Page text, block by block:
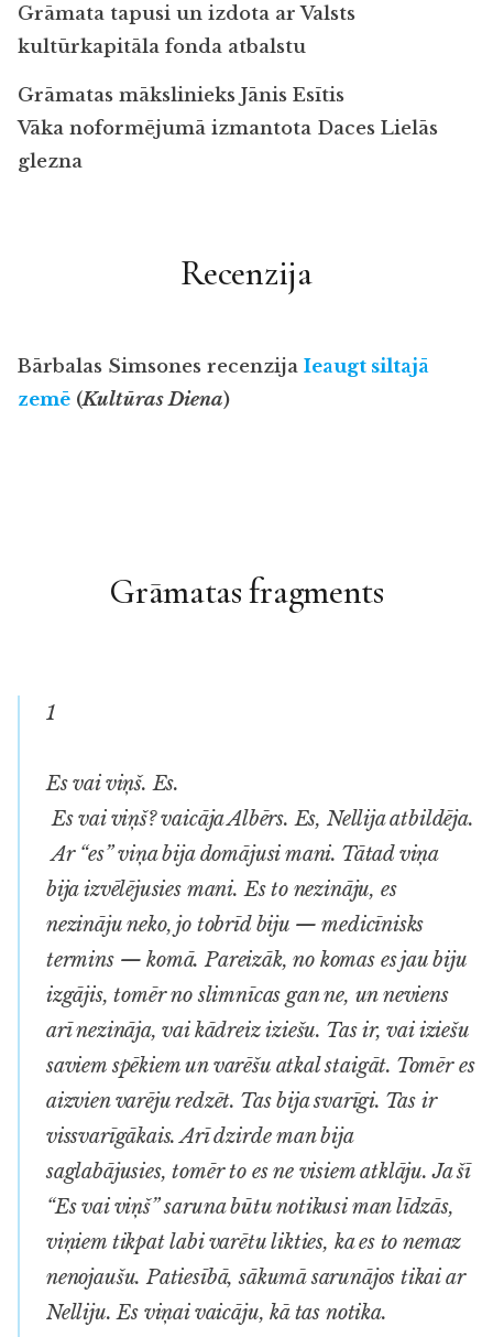
Grāmata tapusi un izdota ar Valsts
kultūrkapitāla fonda atbalstu
Grāmatas mākslinieks Jānis Esītis
Vāka noformējumā izmantota Daces Lielās
glezna
Recenzija
Bārbalas Simsones recenzija Ieaugt siltajā
zemē (Kultūras Diena)
Grāmatas fragments
1
Es vai viņš. Es.
Es vai viņš? vaicāja Albērs. Es, Nellija atbildēja.
Ar “es” viņa bija domājusi mani. Tātad viņa
bija izvēlējusies mani. Es to nezināju, es
nezināju neko, jo tobrīd biju — medicīnisks
termins — komā. Pareizāk, no komas es jau biju
izgājis, tomēr no slimnīcas gan ne, un neviens
arī nezināja, vai kādreiz iziešu. Tas ir, vai iziešu
saviem spēkiem un varēšu atkal staigāt. Tomēr es
aizvien varēju redzēt. Tas bija svarīgi. Tas ir
vissvarīgākais. Arī dzirde man bija
saglabājusies, tomēr to es ne visiem atklāju. Ja šī
“Es vai viņš” saruna būtu notikusi man līdzās,
viņiem tikpat labi varētu likties, ka es to nemaz
nenojaušu. Patiesībā, sākumā sarunājos tikai ar
Nelliju. Es viņai vaicāju, kā tas notika.